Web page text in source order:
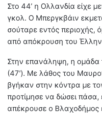
Στο 44’ η Ολλανδία είχε
γκολ. Ο Μπεργκβάιν
σούταρε εντός περιοχής,
από απόκρουση του
Στην επανάληψη, η ομάδα
(47′). Με λάθος του
βγήκαν στην κόντρα με
προτίμησε να δώσει
απέκρουσε ο Βλαχοδήμος